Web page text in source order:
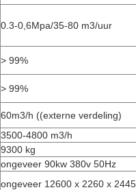
0.3-0,6Mpa/35-80 m3/uur
> 99%
> 99%
60m3/h ((externe verdeling)
3500-4800 m3/h
9300 kg
ongeveer 90kw 380v 50Hz
ongeveer 12600 x 2260 x